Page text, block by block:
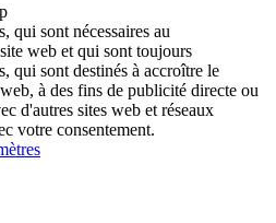
qui sont nécessaires au
web et qui sont toujours
qui sont destinés à accroître le
à des fins de publicité directe ou
d'autres sites web et réseaux
votre consentement.